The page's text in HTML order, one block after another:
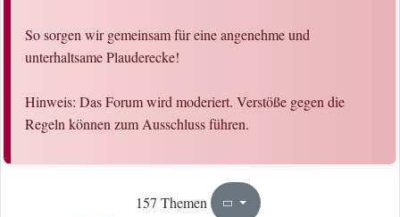
So sorgen wir gemeinsam für eine angenehme und
unterhaltsame Plauderecke!
Hinweis: Das Forum wird moderiert. Verstöße gegen die
Regeln können zum Ausschluss führen.
157 Themen Seite1